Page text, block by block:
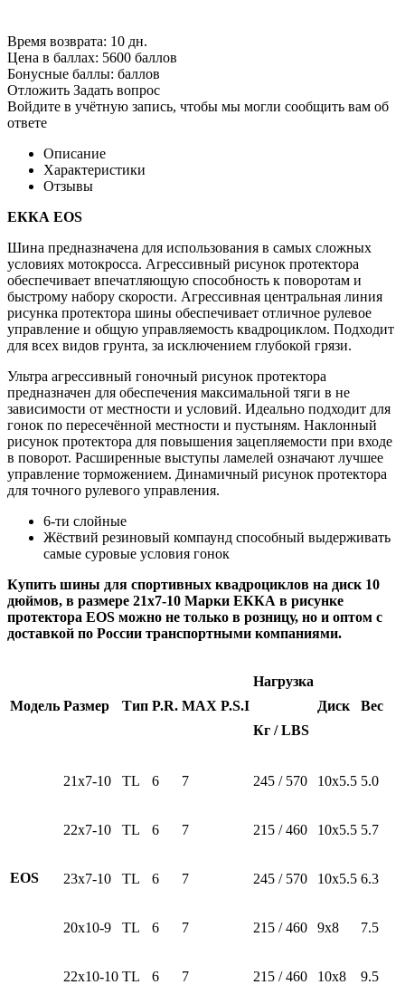
Время возврата: 10 дн.
Цена в баллах: 5600 баллов
Бонусные баллы: баллов
Отложить Задать вопрос
Войдите в учётную запись, чтобы мы могли сообщить вам об
ответе
Описание
Характеристики
Отзывы
ЕККА EOS
Шина предназначена для использования в самых сложных
условиях мотокросса. Агрессивный рисунок протектора
обеспечивает впечатляющую способность к поворотам и
быстрому набору скорости. Агрессивная центральная линия
рисунка протектора шины обеспечивает отличное рулевое
управление и общую управляемость квадроциклом. Подходит
для всех видов грунта, за исключением глубокой грязи.
Ультра агрессивный гоночный рисунок протектора
предназначен для обеспечения максимальной тяги в не
зависимости от местности и условий. Идеально подходит для
гонок по пересечённой местности и пустыням. Наклонный
рисунок протектора для повышения зацепляемости при входе
в поворот. Расширенные выступы ламелей означают лучшее
управление торможением. Динамичный рисунок протектора
для точного рулевого управления.
6-ти слойные
Жёствий резиновый компаунд способный выдерживать
самые суровые условия гонок
Купить шины для спортивных квадроциклов на диск 10
дюймов, в размере 21х7-10 Марки ЕККА в рисунке
протектора EOS можно не только в розницу, но и оптом с
доставкой по России транспортными компаниями.
Модель Размер Тип P.R. MAX P.S.I
Нагрузка
Диск
Вес
Кг / LBS
EOS
21х7-10 TL 6 7 245 / 570 10х5.5 5.0
22х7-10 TL 6 7 215 / 460 10х5.5 5.7
23х7-10 TL 6 7 245 / 570 10х5.5 6.3
20х10-9 TL 6 7 215 / 460 9х8 7.5
22х10-10 TL 6 7 215 / 460 10х8 9.5